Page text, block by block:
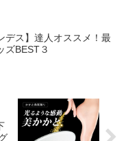
デス】達人オススメ！最
ズBEST３